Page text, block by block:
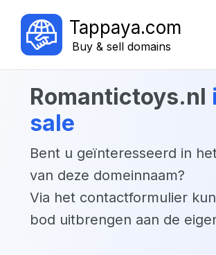
Tappaya.com
Buy & sell domains
romantictoys.nl
sale
Bent u geïnteresseerd in
van deze domeinnaam?
Via het contactformulier
bod uitbrengen aan de